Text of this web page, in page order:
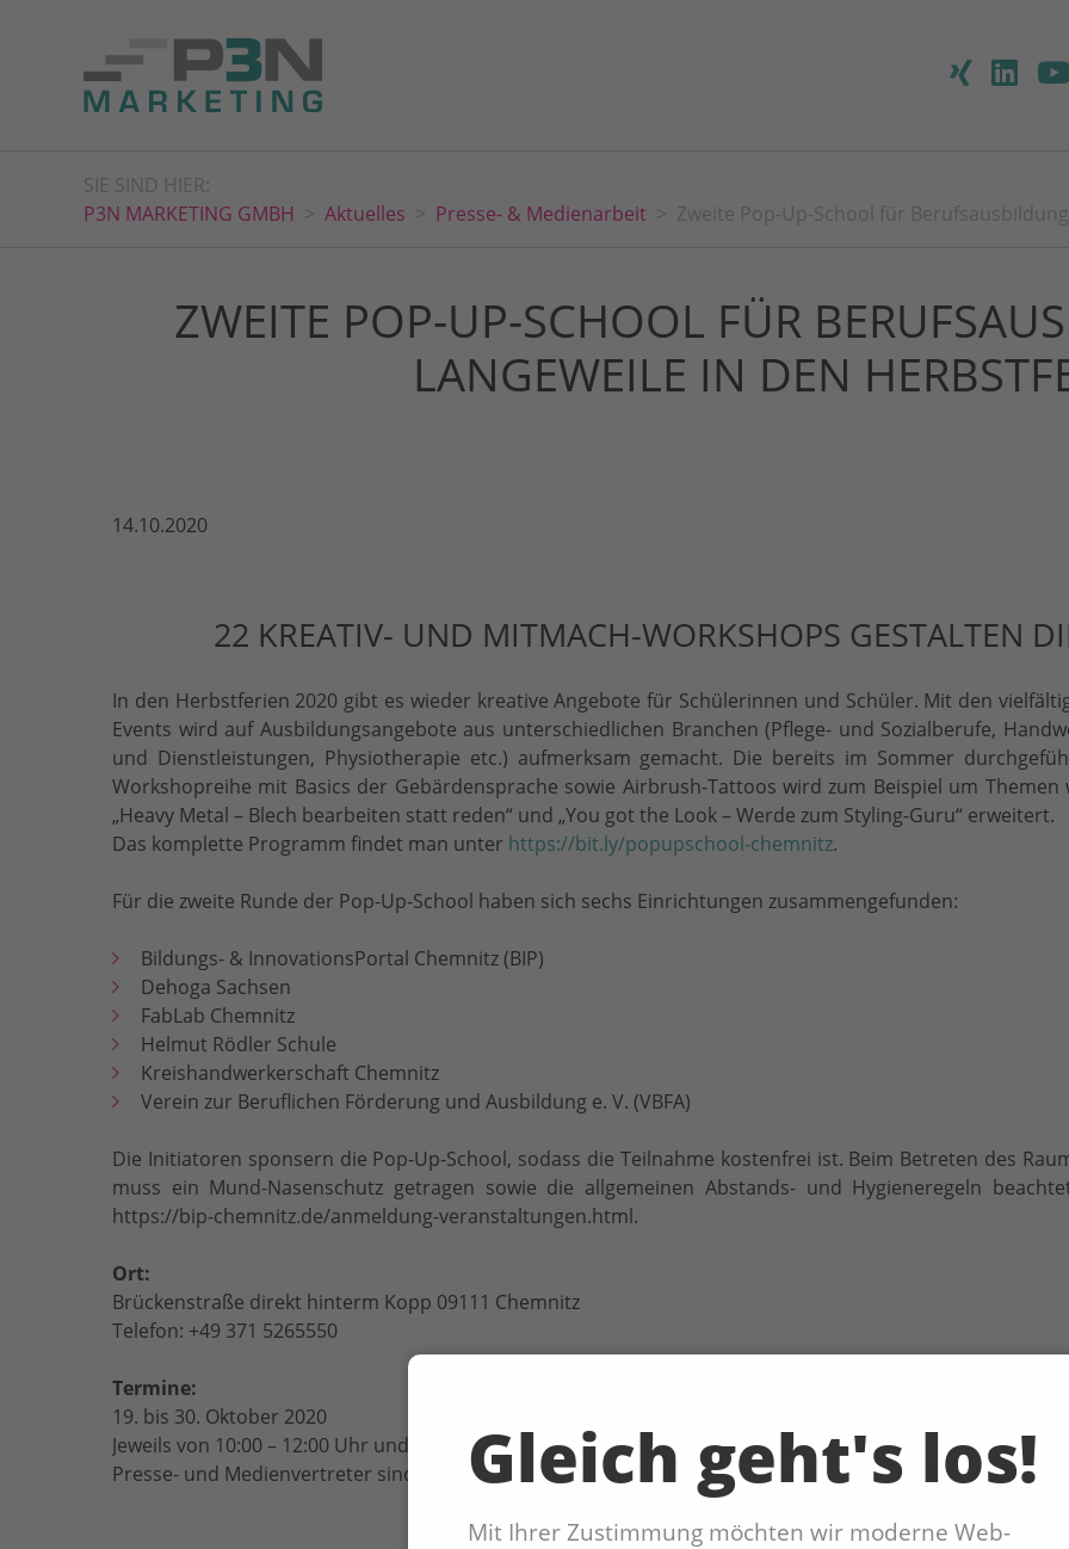
SIE SIND HIER:
P3N MARKETING GMBH
Aktuelles Presse- & Medienarbeit Zweite Pop-Up-School für
ZWEITE POP-UP-SCHOOL FÜR
LANGEWEILE IN DEN
14.10.2020
22 KREATIV- UND MITMACH-WORKSHOPS GESTALTEN
In den Herbstferien 2020 gibt es wieder kreative Angebote für Schülerinnen und Schüler. Mit den
Events wird auf Ausbildungsangebote aus unterschiedlichen Branchen (Pflege- und Sozialberufe,
und Dienstleistungen, Physiotherapie etc.) aufmerksam gemacht. Die bereits im Sommer
Workshopreihe mit Basics der Gebärdensprache sowie Airbrush-Tattoos wird zum Beispiel um Themen
„Heavy Metal – Blech bearbeiten statt reden“ und „You got the Look – Werde zum Styling-Guru“ erweitert.
Das komplette Programm findet man unter https://bit.ly/popupschool-chemnitz.
Für die zweite Runde der Pop-Up-School haben sich sechs Einrichtungen zusammengefunden:
Bildungs- & InnovationsPortal Chemnitz (BIP)
Dehoga Sachsen
FabLab Chemnitz
Helmut Rödler Schule
Kreishandwerkerschaft Chemnitz
Verein zur Beruflichen Förderung und Ausbildung e. V. (VBFA)
Die Initiatoren sponsern die Pop-Up-School, sodass die Teilnahme kostenfrei ist. Beim Betreten des
muss ein Mund-Nasenschutz getragen sowie die allgemeinen Abstands- und Hygieneregeln
https://bip-chemnitz.de/anmeldung-veranstaltungen.html.
Ort:
Brückenstraße direkt hinterm Kopp 09111 Chemnitz
Telefon: +49 371 5265550
Termine:
19. bis 30. Oktober 2020
Jeweils von 10:00 – 12:00 Uhr und 13:00 – 15:00 Uhr
Presse- und Medienvertreter sind herzlich eingeladen, sich selbst ein Bild zu machen! Um Voranmeldung
Gleich geht's los!
Mit Ihrer Zustimmung möchten wir moderne Web-